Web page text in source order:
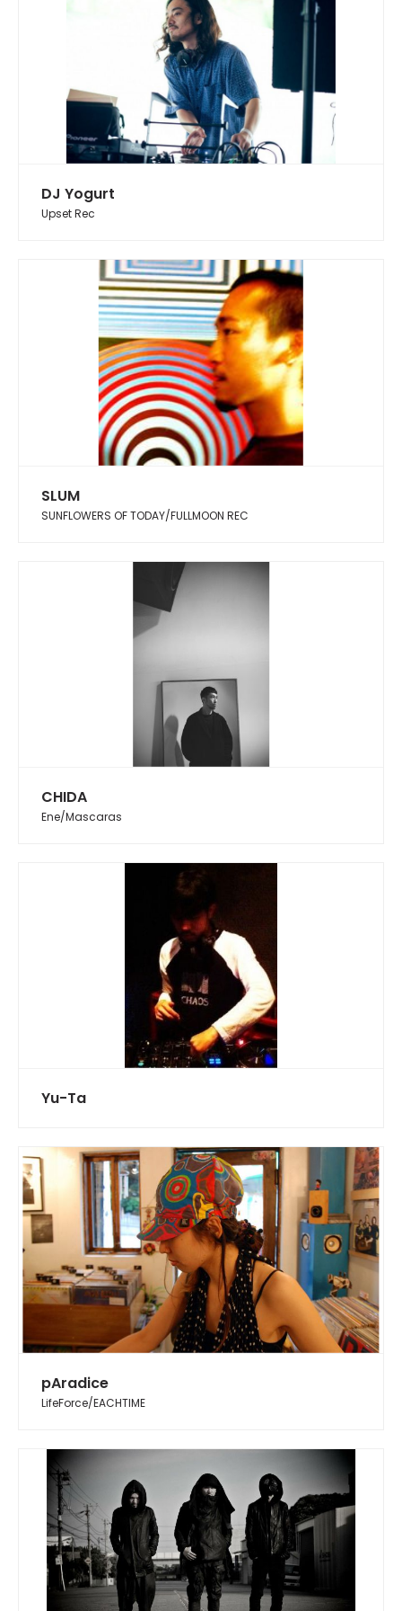
DJ Yogurt
Upset Rec
SLUM
SUNFLOWERS OF TODAY/FULLMOON REC
CHIDA
Ene/Mascaras
Yu-Ta
pAradice
LifeForce/EACHTIME